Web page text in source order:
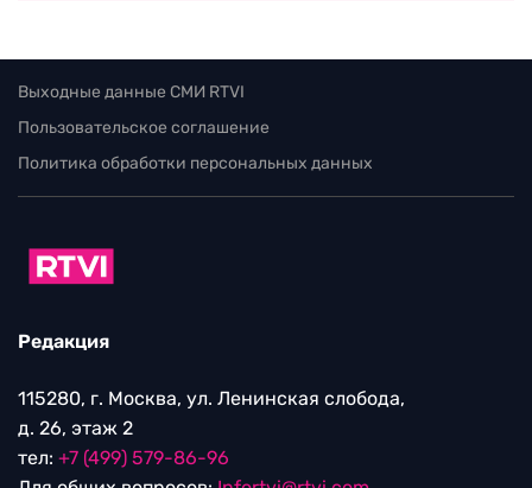
Выходные данные СМИ RTVI
Пользовательское соглашение
Политика обработки персональных данных
Редакция
115280, г. Москва, ул. Ленинская слобода,
д. 26, этаж 2
тел: +7 (499) 579-86-96